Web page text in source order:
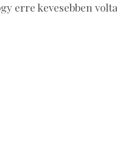
erre kevesebben